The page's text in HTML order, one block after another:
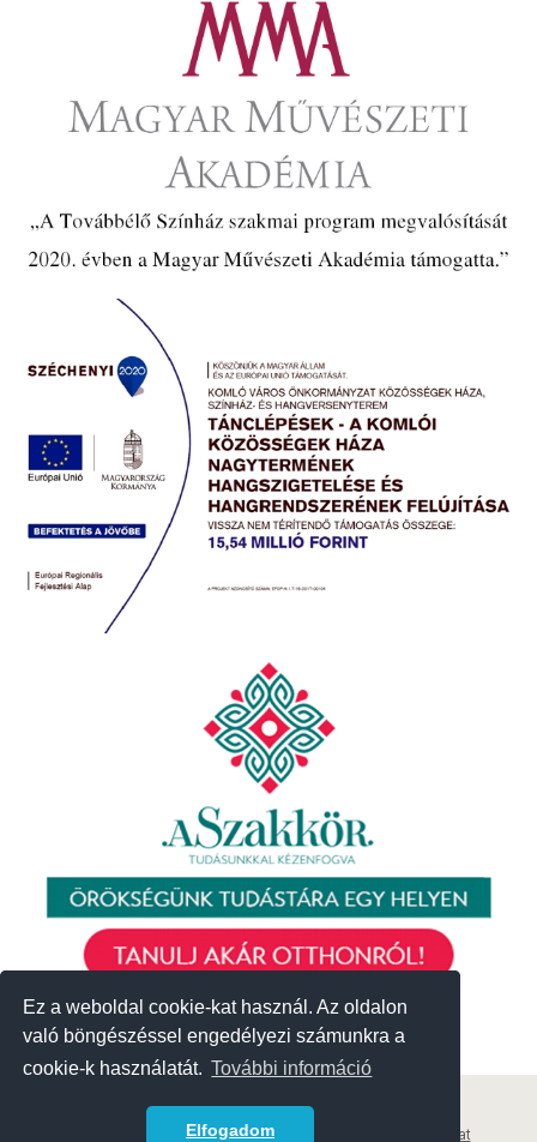
Ez a weboldal cookie-kat használ. Az oldalon
való böngészéssel engedélyezi számunkra a
cookie-k használatát. További információ
Elfogadom
Ez a weboldal cookie-kat használ. Az oldalon
való böngészéssel engedélyezi számunkra a
cookie-k használatát. További információ
Elfogadom
© 2018 Közösségek Háza
Korábbi események Adatvédelmi szabályzat